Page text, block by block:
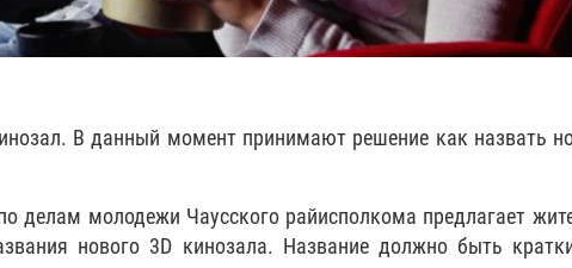
В данный момент принимают решение как назвать
делам молодежи Чаусского райисполкома предлагает
нового 3D кинозала. Название должно быть